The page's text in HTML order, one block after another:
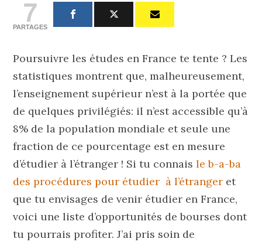
7
PARTAGES
Poursuivre les études en France te tente ? Les
statistiques montrent que, malheureusement,
l’enseignement supérieur n’est à la portée que
de quelques privilégiés: il n’est accessible qu’à
8% de la population mondiale et seule une
fraction de ce pourcentage est en mesure
d’étudier à l’étranger ! Si tu connaisle b-a-ba
des procédures pour étudier à l’étranger et
que tu envisages de venir étudier en France,
voici une liste d’opportunités de bourses dont
tu pourrais profiter. J’ai pris soin de